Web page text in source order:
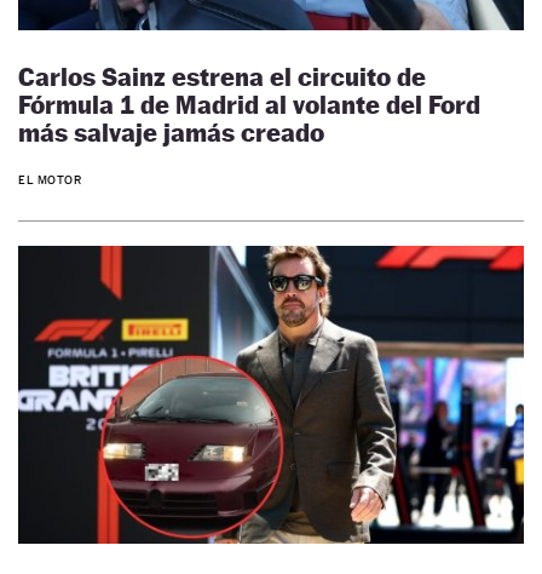
Carlos Sainz estrena el circuito de
Fórmula 1 de Madrid al volante del Ford
más salvaje jamás creado
EL MOTOR